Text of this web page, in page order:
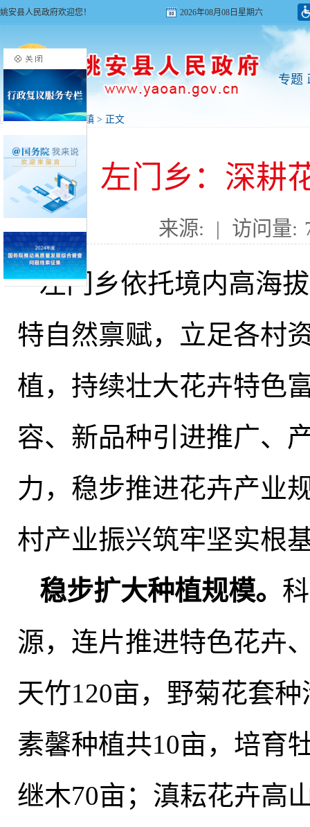
姚安县人民政府欢迎您！ 2026年08月08日星期六
专题
首页>新闻>乡镇 > 正文
左门乡：深耕
来源: | 访问量:
左门乡依托境内高海
特自然禀赋， 立足各村
植，持续壮大花卉特色
容、新品种引进推广、
力，稳步推进花卉产业
村产业振兴筑牢坚实根
稳步扩大种植规模。
源，连片推进特色花卉
天竹120亩，野菊花套
素馨种植共10亩，培育
继木70亩；滇耘花卉高